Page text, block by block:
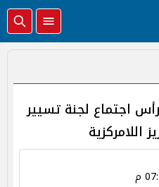
اجتماع لجنة تسيير
اللامركزية